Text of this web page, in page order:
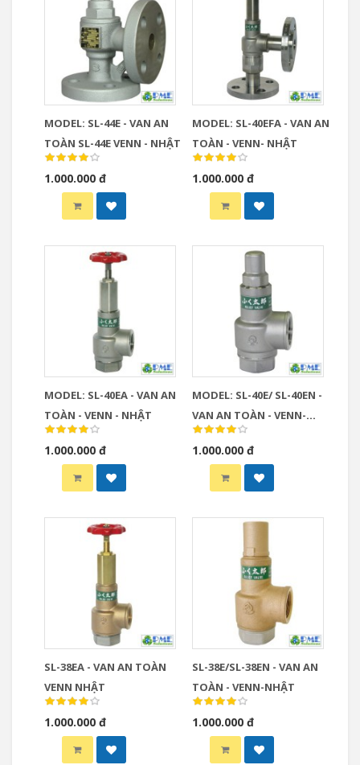
MODEL: SL-44E - VAN AN
TOÀN SL-44E VENN - NHẬT
1.000.000 đ
MODEL: SL-40EFA - VAN AN
TOÀN - VENN- NHẬT
1.000.000 đ
MODEL: SL-40EA - VAN AN
TOÀN - VENN - NHẬT
1.000.000 đ
MODEL: SL-40E/ SL-40EN -
VAN AN TOÀN - VENN-
NHẬT
1.000.000 đ
SL-38EA - VAN AN TOÀN
VENN NHẬT
1.000.000 đ
SL-38E/SL-38EN - VAN AN
TOÀN - VENN-NHẬT
1.000.000 đ